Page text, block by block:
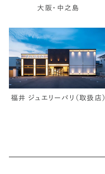
大阪・中之島
福井 ジュエリーパリ（取扱店）